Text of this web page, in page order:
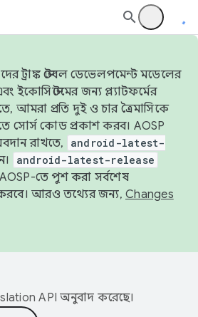
ট্রাঙ্ক স্টেবল ডেভেলপমেন্ট মডেলের
ইকোসিস্টেমের জন্য প্ল্যাটফর্মের
আমরা প্রতি দুই ও চার ত্রৈমাসিকে
সোর্স কোড প্রকাশ করব। AOSP
রাখতে,
android-latest-
android-latest-release
AOSP-তে পুশ করা সর্বশেষ
করবে। আরও তথ্যের জন্য, Changes
API অনুবাদ করেছে।